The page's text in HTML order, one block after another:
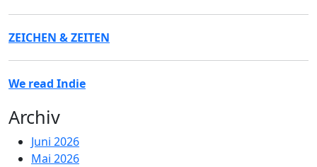
ZEICHEN & ZEITEN
We read Indie
Archiv
Juni 2026
Mai 2026